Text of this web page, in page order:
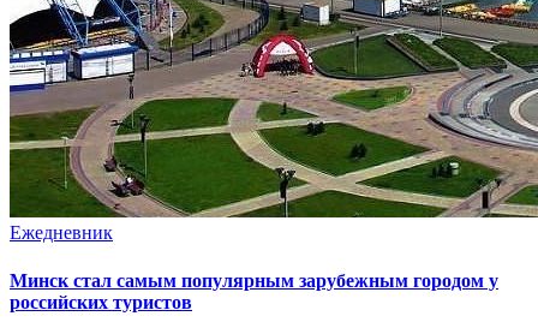
Ежедневник
Минск стал самым популярным зарубежным городом у
российских туристов